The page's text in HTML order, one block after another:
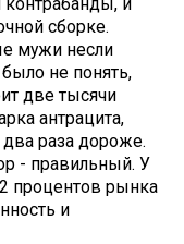
сборке.
мужи несли
не понять,
две тысячи
антрацита,
раза дороже.
- правильный. У
процентов рынка
и